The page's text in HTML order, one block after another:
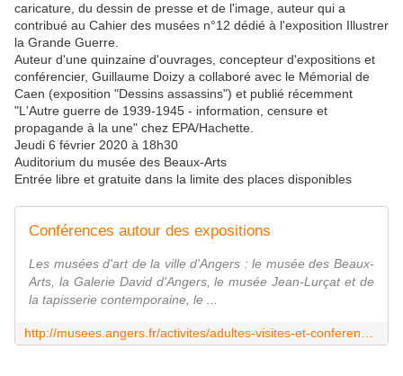
caricature, du dessin de presse et de l'image, auteur qui a
contribué au Cahier des musées n°12 dédié à l'exposition Illustrer
la Grande Guerre.
Auteur d'une quinzaine d'ouvrages, concepteur d'expositions et
conférencier, Guillaume Doizy a collaboré avec le Mémorial de
Caen (exposition "Dessins assassins") et publié récemment
"L'Autre guerre de 1939-1945 - information, censure et
propagande à la une" chez EPA/Hachette.
Jeudi 6 février 2020 à 18h30
Auditorium du musée des Beaux-Arts
Entrée libre et gratuite dans la limite des places disponibles
Conférences autour des expositions
Les musées d'art de la ville d'Angers : le musée des Beaux-
Arts, la Galerie David d'Angers, le musée Jean-Lurçat et de
la tapisserie contemporaine, le ...